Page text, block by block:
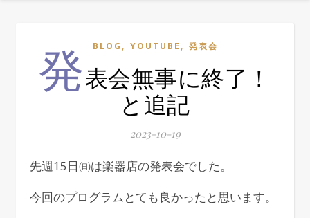
BLOG , YOUTUBE , 発表会
発表会無事に終了！
と追記
2023-10-19
先週15日㈰は楽器店の発表会でした。
今回のプログラムとても良かったと思います。